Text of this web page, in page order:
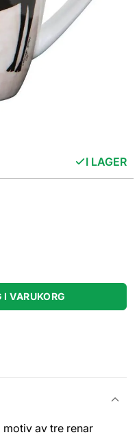
I LAGER
I VARUKORG
av tre renar